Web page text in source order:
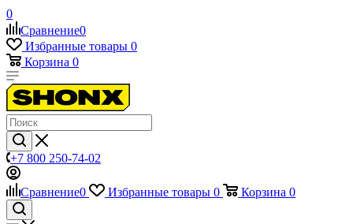
0
Сравнение0
Избранные товары 0
Корзина 0
+7 800 250-74-02
Сравнение0 Избранные товары 0 Корзина 0